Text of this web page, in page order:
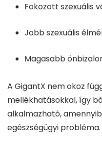
Fokozott szexuális
Jobb szexuális
Magasabb
A GigantX nem okoz
mellékhatásokkal, így
alkalmazható,
egészségügyi probléma.